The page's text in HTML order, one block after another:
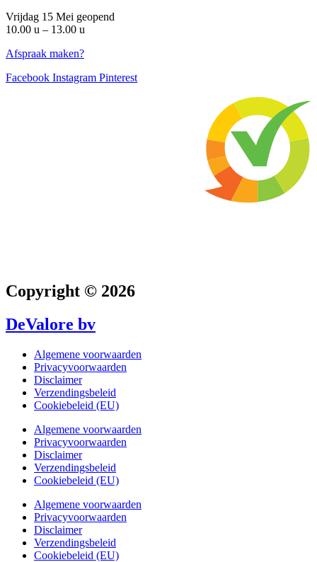
Vrijdag 15 Mei geopend
10.00 u – 13.00 u
Afspraak maken?
Facebook Instagram Pinterest
Copyright © 2026
DeValore bv
Algemene voorwaarden
Privacyvoorwaarden
Disclaimer
Verzendingsbeleid
Cookiebeleid (EU)
Algemene voorwaarden
Privacyvoorwaarden
Disclaimer
Verzendingsbeleid
Cookiebeleid (EU)
Algemene voorwaarden
Privacyvoorwaarden
Disclaimer
Verzendingsbeleid
Cookiebeleid (EU)